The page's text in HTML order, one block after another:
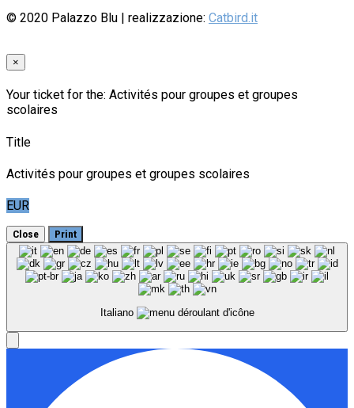
© 2020 Palazzo Blu | realizzazione: Catbird.it
×
Your ticket for the: Activités pour groupes et groupes
scolaires
Title
Activités pour groupes et groupes scolaires
EUR
Close Print
Italiano